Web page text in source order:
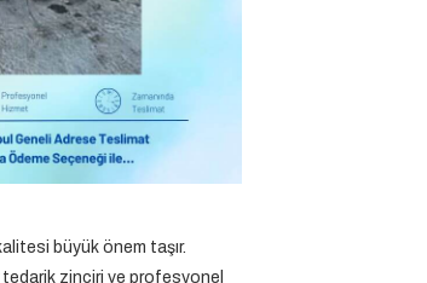
büyük önem taşır.
zinciri ve profesyonel